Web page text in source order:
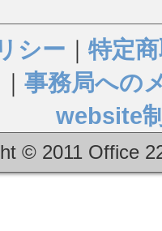
シー ｜ 特定
｜ 事務局への
website
© 2011 Office